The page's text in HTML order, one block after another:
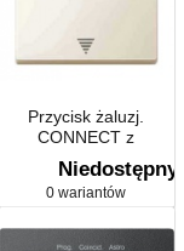
Przycisk żaluzj.
CONNECT z
odbiornikiem
radiowym
Niedostępny
0 wariantów